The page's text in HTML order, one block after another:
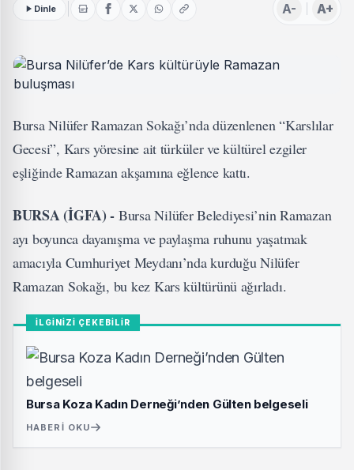
Dinle A- A+
Bursa Nilüfer Ramazan Sokağı’nda düzenlenen “Karslılar
Gecesi”, Kars yöresine ait türküler ve kültürel ezgiler
eşliğinde Ramazan akşamına eğlence kattı.
BURSA (İGFA) - Bursa Nilüfer Belediyesi’nin Ramazan
ayı boyunca dayanışma ve paylaşma ruhunu yaşatmak
amacıyla Cumhuriyet Meydanı’nda kurduğu Nilüfer
Ramazan Sokağı, bu kez Kars kültürünü ağırladı.
İLGİNİZİ ÇEKEBİLİR
Bursa Koza Kadın Derneği’nden Gülten belgeseli
HABERI OKU